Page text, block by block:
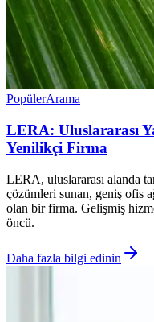
PopülerArama
LERA: Uluslararası
Yenilikçi Firma
LERA, uluslararası alanda
çözümleri sunan, geniş ofis
olan bir firma. Gelişmiş
öncü.
Daha fazla bilgi edinin